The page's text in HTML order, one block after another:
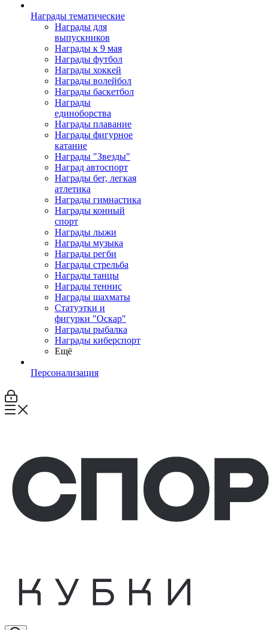
Награды тематические
Награды для
выпускников
Награды к 9 мая
Награды футбол
Награды хоккей
Награды волейбол
Награды баскетбол
Награды
единоборства
Награды плавание
Награды фигурное
катание
Награды "Звезды"
Наград автоспорт
Награды бег, легкая
атлетика
Награды гимнастика
Награды конный
спорт
Награды лыжи
Награды музыка
Награды регби
Награды стрельба
Награды танцы
Награды теннис
Награды шахматы
Статуэтки и
фигурки "Оскар"
Награды рыбалка
Награды киберспорт
Ещё
Персонализация